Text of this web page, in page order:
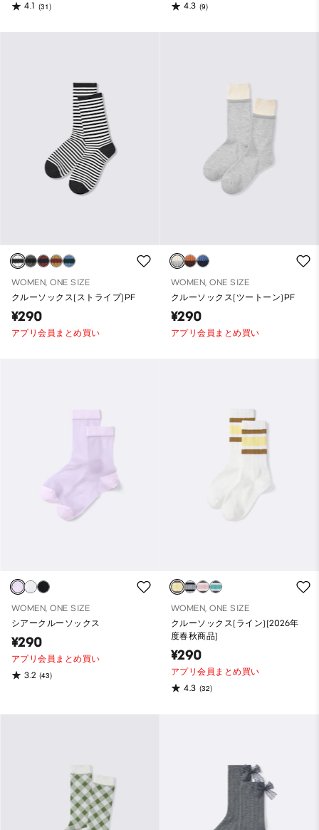
4.1 (31) 4.3 (9)
WOMEN, ONE SIZE
クルーソックス(ストライプ)PF
¥290
アプリ会員まとめ買い
WOMEN, ONE SIZE
クルーソックス(ツートーン)PF
¥290
アプリ会員まとめ買い
WOMEN, ONE SIZE
シアークルーソックス
¥290
アプリ会員まとめ買い
3.2 (43)
WOMEN, ONE SIZE
クルーソックス(ライン)(2026年
度春秋商品)
¥290
アプリ会員まとめ買い
4.3 (32)